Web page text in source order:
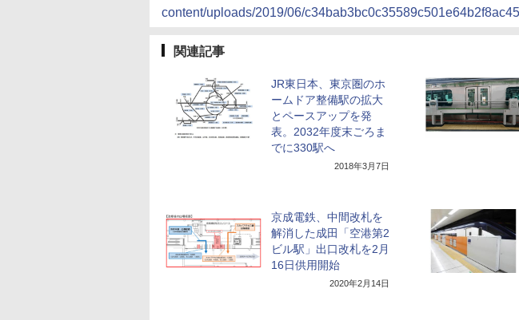
content/uploads/2019/06/
関連記事
JR東日本、東京圏のホ
ームドア整備駅の拡大
とペースアップを発
表。2032年度末ごろま
でに330駅へ
2018年3月7日
京成電鉄、中間改札を
解消した成田「空港第2
ビル駅」出口改札を2月
16日供用開始
2020年2月14日